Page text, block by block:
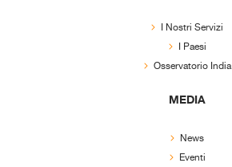
I Nostri Servizi
I Paesi
Osservatorio India
MEDIA
News
Eventi